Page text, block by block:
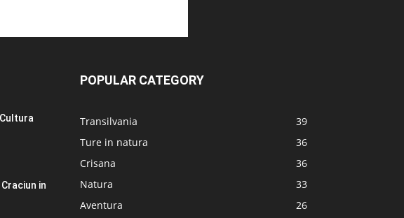
in
POPULAR CATEGORY
Transilvania
39
Ture in natura
36
Crisana
36
Natura
33
Aventura
26